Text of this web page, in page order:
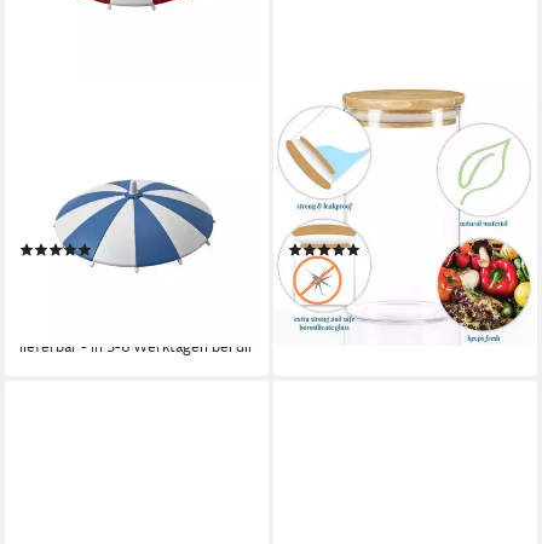
Kunststoff, Ø 11,5 cm (Farbe
zufällig, 4 Stück)
(4)
15,96 €
lieferbar - in 5-6 Werktagen bei dir
SIMLOVEVE
Vorratsglas Stapelbares und
Luftdichtes Vorratsglas 3er
Set, (3-tlg), Vorratsdosen,
Kaffeedose, Keksdose mit
Deckel
(14)
ab 18,89 € 33,99 €
-44%
lieferbar - in 3-4 Werktagen bei dir